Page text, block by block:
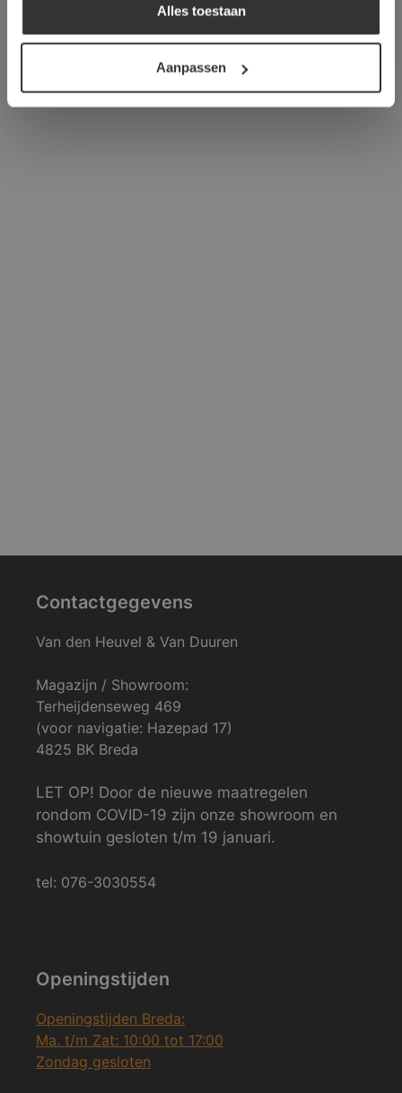
Alles toestaan
Aanpassen
Contactgegevens
Van den Heuvel & Van Duuren
Magazijn / Showroom:
Terheijdenseweg 469
(voor navigatie: Hazepad 17)
4825 BK Breda
LET OP! Door de nieuwe maatregelen
rondom COVID-19 zijn onze showroom en
showtuin gesloten t/m 19 januari.
tel: 076-3030554
Openingstijden
Openingstijden Breda:
Ma. t/m Zat: 10:00 tot 17:00
Zondag gesloten
DETAILS WEERGEVEN